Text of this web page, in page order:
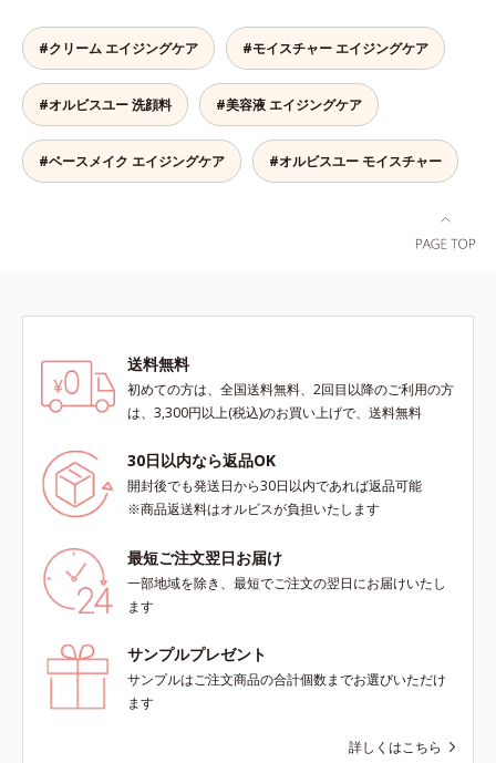
ットする成分を配合しており、外的
刺激から肌を守ります。肌の内側
(*2)と外側、両方からのWアプロー
チでゆらぎ(*1)を食い止め、夕方に
かけてダウンしていくハリの低下を
予防。朝の“ピーク肌”が長時間続き
ます。UVカット効果と肌をトーン
り等 *4 メイクアップ効果による
#クリーム エイジングケア #モイスチャー エイジングケア
#オルビスユー 洗顔料 #美容液 エイジングケア
#ベースメイク エイジングケア #オルビスユー モイスチャー
送料無料
初めての方は、全国送料無料、2回目以降のご利用の方
は、3,300円以上(税込)のお買い上げで、送料無料
30日以内なら返品OK
開封後でも発送日から30日以内であれば返品可能
※商品返送料はオルビスが負担いたします
最短ご注文翌日お届け
一部地域を除き、最短でご注文の翌日にお届けいたし
ます
サンプルプレゼント
サンプルはご注文商品の合計個数までお選びいただけ
ます
詳しくはこちら